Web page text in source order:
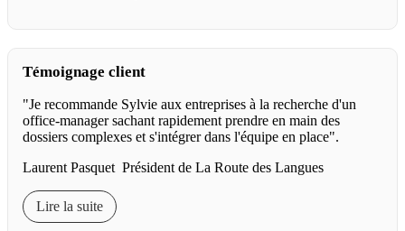
Témoignage client
"Je recommande Sylvie aux entreprises à la recherche d'un
office-manager sachant rapidement prendre en main des
dossiers complexes et s'intégrer dans l'équipe en place".
Laurent Pasquet Président de La Route des Langues
Lire la suite